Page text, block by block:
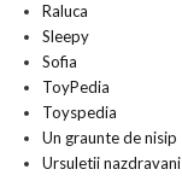
Raluca
Sleepy
Sofia
ToyPedia
Toyspedia
Un graunte de nisip
Ursuletii nazdravani